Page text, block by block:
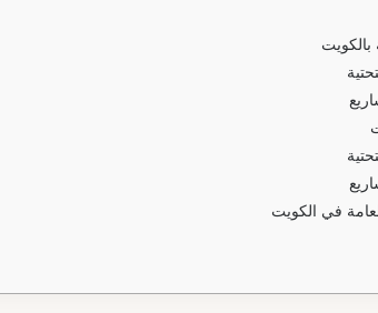
في الكويت